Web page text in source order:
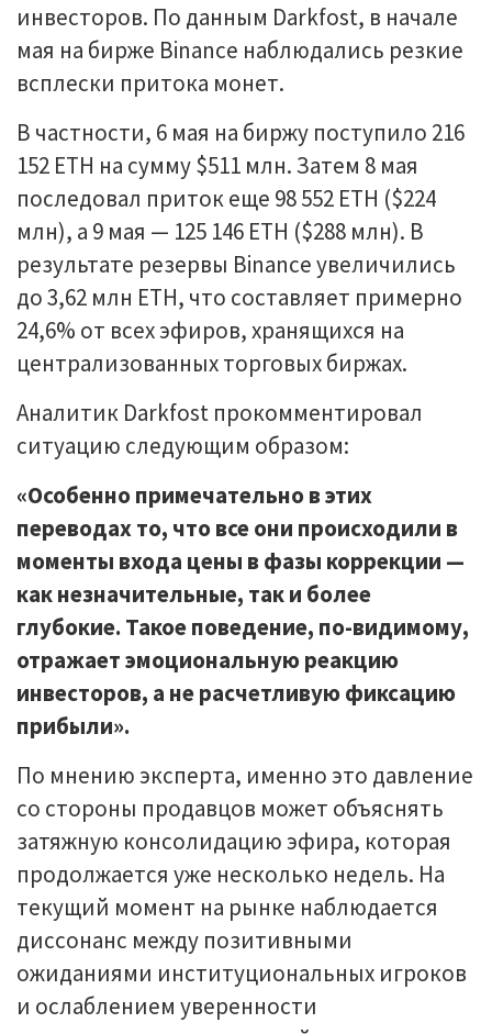
инвесторов. По данным Darkfost, в начале
мая на бирже Binance наблюдались резкие
всплески притока монет.
В частности, 6 мая на биржу поступило 216
152 ETH на сумму $511 млн. Затем 8 мая
последовал приток еще 98 552 ETH ($224
млн), а 9 мая — 125 146 ETH ($288 млн). В
результате резервы Binance увеличились
до 3,62 млн ETH, что составляет примерно
24,6% от всех эфиров, хранящихся на
централизованных торговых биржах.
Аналитик Darkfost прокомментировал
ситуацию следующим образом:
«Особенно примечательно в этих
переводах то, что все они происходили в
моменты входа цены в фазы коррекции —
как незначительные, так и более
глубокие. Такое поведение, по-видимому,
отражает эмоциональную реакцию
инвесторов, а не расчетливую фиксацию
прибыли».
По мнению эксперта, именно это давление
со стороны продавцов может объяснять
затяжную консолидацию эфира, которая
продолжается уже несколько недель. На
текущий момент на рынке наблюдается
диссонанс между позитивными
ожиданиями институциональных игроков
и ослаблением уверенности